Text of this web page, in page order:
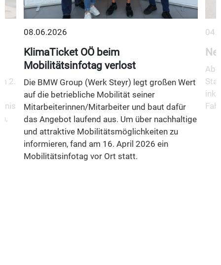
2.
08.06.2026
KlimaTicket OÖ beim
Mobilitätsinfotag verlost
Die BMW Group (Werk Steyr) legt großen Wert
auf die betriebliche Mobilität seiner
Mitarbeiterinnen/Mitarbeiter und baut dafür
das Angebot laufend aus. Um über nachhaltige
und attraktive Mobilitätsmöglichkeiten zu
informieren, fand am 16. April 2026 ein
Mobilitätsinfotag vor Ort statt.
Ab